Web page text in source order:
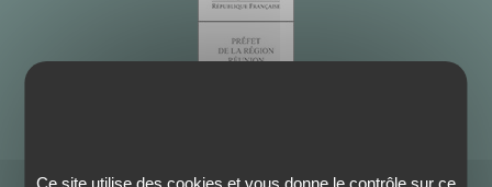
Ce site utilise des cookies et vous donne le contrôle sur ce